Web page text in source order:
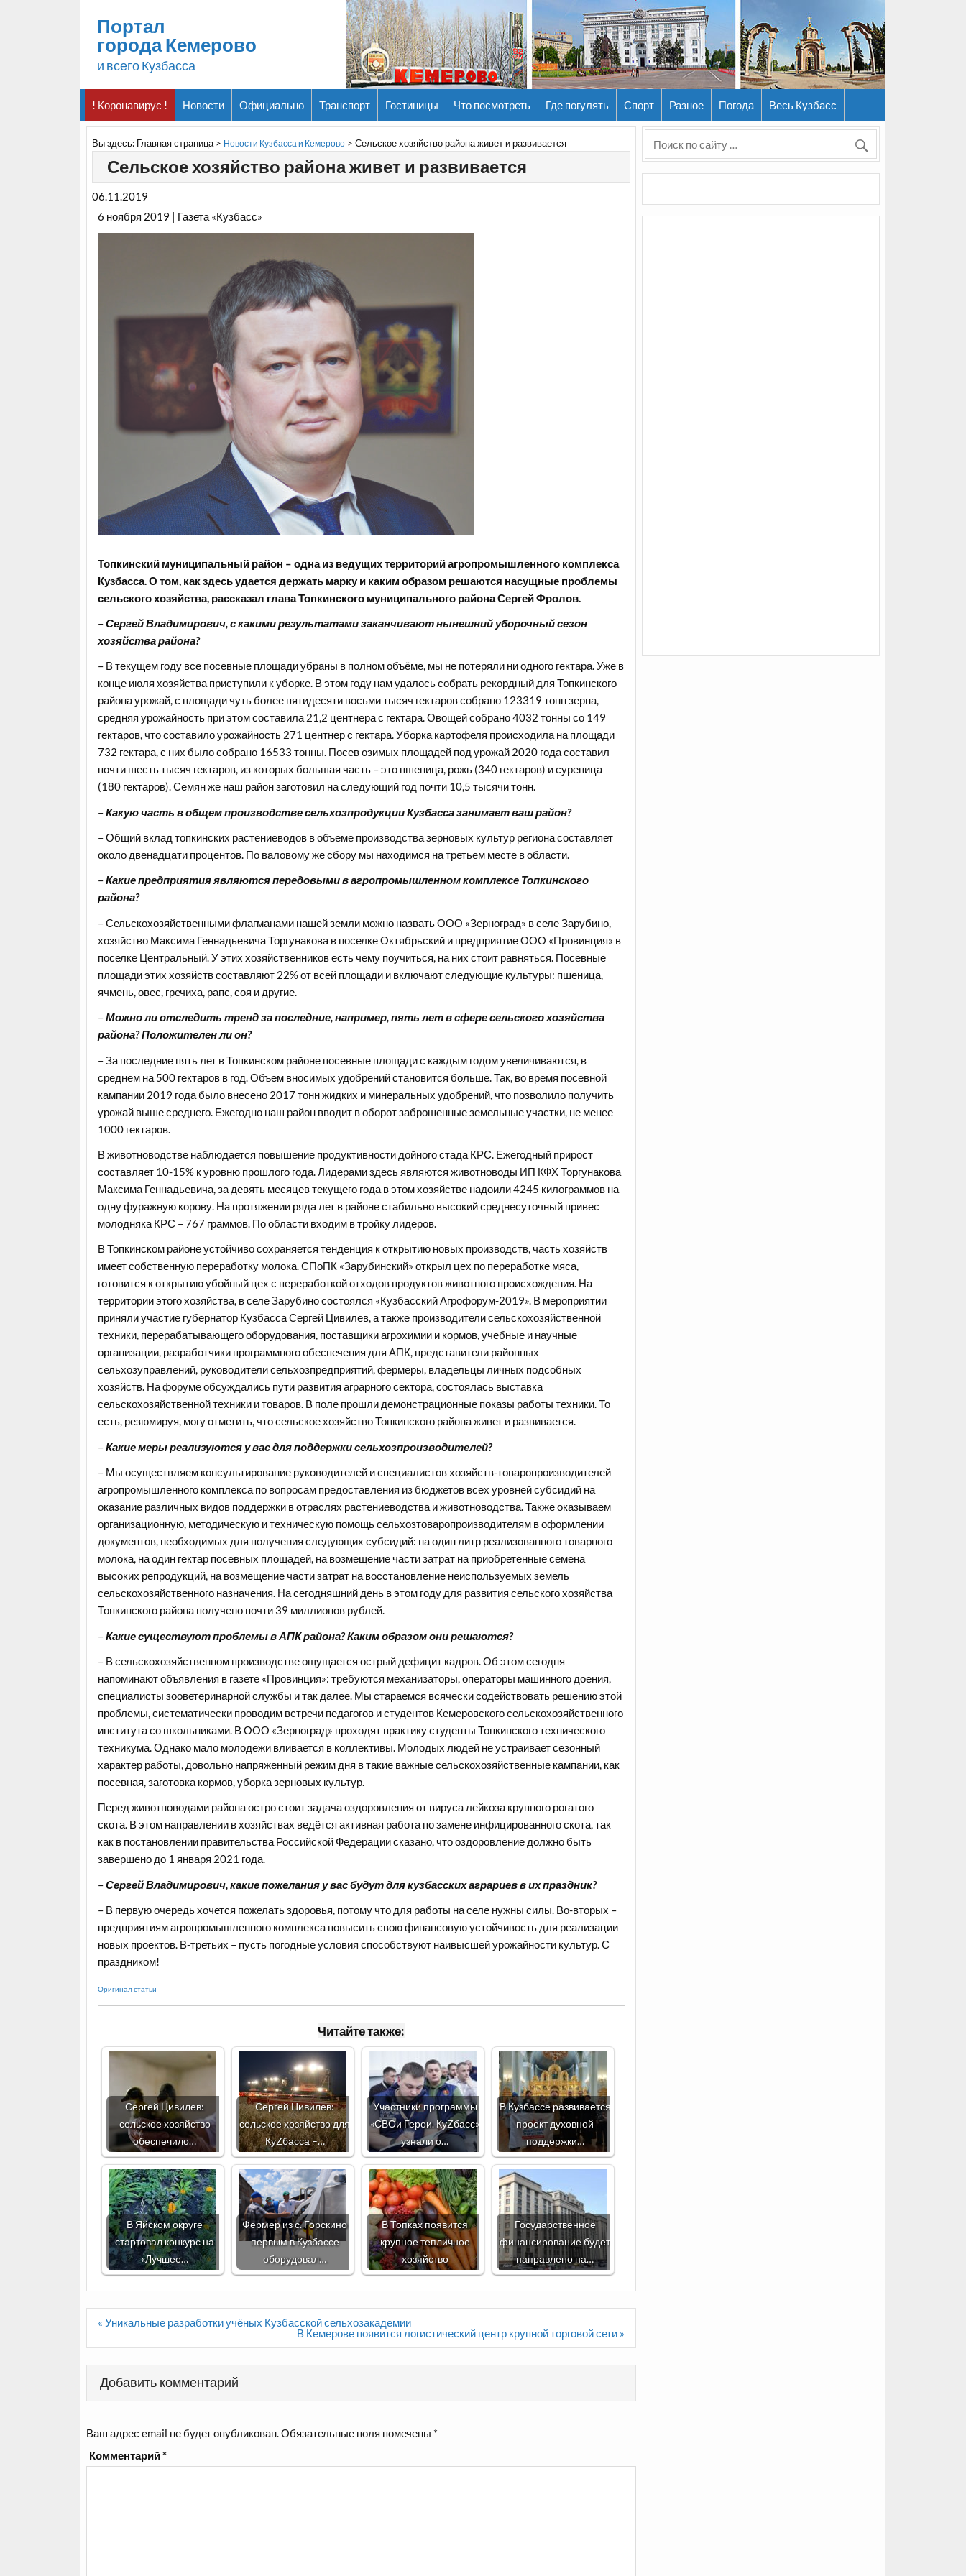
Портал
города Кемерово
и всего Кузбасса
! Коронавирус ! Новости Официально Транспорт Гостиницы Что посмотреть Где погулять Спорт Разное Погода Весь Кузбасс
Вы здесь: Главная страница> Новости Кузбасса и Кемерово >Сельское хозяйство района живет и развивается
Сельское хозяйство района живет и развивается
06.11.2019
6 ноября 2019 | Газета «Кузбасс»
Топкинский муниципальный район – одна из ведущих территорий агропромышленного комплекса
Кузбасса. О том, как здесь удается держать марку и каким образом решаются насущные проблемы
сельского хозяйства, рассказал глава Топкинского муниципального района Сергей Фролов.
–Сергей Владимирович, с какими результатами заканчивают нынешний уборочный сезон
хозяйства района?
– В текущем году все посевные площади убраны в полном объёме, мы не потеряли ни одного гектара. Уже в
конце июля хозяйства приступили к уборке. В этом году нам удалось собрать рекордный для Топкинского
района урожай, с площади чуть более пятидесяти восьми тысяч гектаров собрано 123319 тонн зерна,
средняя урожайность при этом составила 21,2 центнера с гектара. Овощей собрано 4032 тонны со 149
гектаров, что составило урожайность 271 центнер с гектара. Уборка картофеля происходила на площади
732 гектара, с них было собрано 16533 тонны. Посев озимых площадей под урожай 2020 года составил
почти шесть тысяч гектаров, из которых большая часть – это пшеница, рожь (340 гектаров) и сурепица
(180 гектаров). Семян же наш район заготовил на следующий год почти 10,5 тысячи тонн.
–Какую часть в общем производстве сельхозпродукции Кузбасса занимает ваш район?
– Общий вклад топкинских растениеводов в объеме производства зерновых культур региона составляет
около двенадцати процентов. По валовому же сбору мы находимся на третьем месте в области.
–Какие предприятия являются передовыми в агропромышленном комплексе Топкинского
района?
– Сельскохозяйственными флагманами нашей земли можно назвать ООО «Зерноград» в селе Зарубино,
хозяйство Максима Геннадьевича Торгунакова в поселке Октябрьский и предприятие ООО «Провинция» в
поселке Центральный. У этих хозяйственников есть чему поучиться, на них стоит равняться. Посевные
площади этих хозяйств составляют 22% от всей площади и включают следующие культуры: пшеница,
ячмень, овес, гречиха, рапс, соя и другие.
–Можно ли отследить тренд за последние, например, пять лет в сфере сельского хозяйства
района? Положителен ли он?
– За последние пять лет в Топкинском районе посевные площади с каждым годом увеличиваются, в
среднем на 500 гектаров в год. Объем вносимых удобрений становится больше. Так, во время посевной
кампании 2019 года было внесено 2017 тонн жидких и минеральных удобрений, что позволило получить
урожай выше среднего. Ежегодно наш район вводит в оборот заброшенные земельные участки, не менее
1000 гектаров.
В животноводстве наблюдается повышение продуктивности дойного стада КРС. Ежегодный прирост
составляет 10-15% к уровню прошлого года. Лидерами здесь являются животноводы ИП КФХ Торгунакова
Максима Геннадьевича, за девять месяцев текущего года в этом хозяйстве надоили 4245 килограммов на
одну фуражную корову. На протяжении ряда лет в районе стабильно высокий среднесуточный привес
молодняка КРС – 767 граммов. По области входим в тройку лидеров.
В Топкинском районе устойчиво сохраняется тенденция к открытию новых производств, часть хозяйств
имеет собственную переработку молока. СПоПК «Зарубинский» открыл цех по переработке мяса,
готовится к открытию убойный цех с переработкой отходов продуктов животного происхождения. На
территории этого хозяйства, в селе Зарубино состоялся «Кузбасский Агрофорум-2019». В мероприятии
приняли участие губернатор Кузбасса Сергей Цивилев, а также производители сельскохозяйственной
техники, перерабатывающего оборудования, поставщики агрохимии и кормов, учебные и научные
организации, разработчики программного обеспечения для АПК, представители районных
сельхозуправлений, руководители сельхозпредприятий, фермеры, владельцы личных подсобных
хозяйств. На форуме обсуждались пути развития аграрного сектора, состоялась выставка
сельскохозяйственной техники и товаров. В поле прошли демонстрационные показы работы техники. То
есть, резюмируя, могу отметить, что сельское хозяйство Топкинского района живет и развивается.
–Какие меры реализуются у вас для поддержки сельхозпроизводителей?
– Мы осуществляем консультирование руководителей и специалистов хозяйств-товаропроизводителей
агропромышленного комплекса по вопросам предоставления из бюджетов всех уровней субсидий на
оказание различных видов поддержки в отраслях растениеводства и животноводства. Также оказываем
организационную, методическую и техническую помощь сельхозтоваропроизводителям в оформлении
документов, необходимых для получения следующих субсидий: на один литр реализованного товарного
молока, на один гектар посевных площадей, на возмещение части затрат на приобретенные семена
высоких репродукций, на возмещение части затрат на восстановление неиспользуемых земель
сельскохозяйственного назначения. На сегодняшний день в этом году для развития сельского хозяйства
Топкинского района получено почти 39 миллионов рублей.
–Какие существуют проблемы в АПК района? Каким образом они решаются?
– В сельскохозяйственном производстве ощущается острый дефицит кадров. Об этом сегодня
напоминают объявления в газете «Провинция»: требуются механизаторы, операторы машинного доения,
специалисты зооветеринарной службы и так далее. Мы стараемся всячески содействовать решению этой
проблемы, систематически проводим встречи педагогов и студентов Кемеровского сельскохозяйственного
института со школьниками. В ООО «Зерноград» проходят практику студенты Топкинского технического
техникума. Однако мало молодежи вливается в коллективы. Молодых людей не устраивает сезонный
характер работы, довольно напряженный режим дня в такие важные сельскохозяйственные кампании, как
посевная, заготовка кормов, уборка зерновых культур.
Перед животноводами района остро стоит задача оздоровления от вируса лейкоза крупного рогатого
скота. В этом направлении в хозяйствах ведётся активная работа по замене инфицированного скота, так
как в постановлении правительства Российской Федерации сказано, что оздоровление должно быть
завершено до 1 января 2021 года.
–Сергей Владимирович, какие пожелания у вас будут для кузбасских аграриев в их праздник?
– В первую очередь хочется пожелать здоровья, потому что для работы на селе нужны силы. Во-вторых –
предприятиям агропромышленного комплекса повысить свою финансовую устойчивость для реализации
новых проектов. В-третьих – пусть погодные условия способствуют наивысшей урожайности культур. С
праздником!
Оригинал статьи
Читайте также:
Сергей Цивилев:
сельское хозяйство
обеспечило…
Сергей Цивилев:
сельское хозяйство для
КуZбасса –…
Участники программы
«СВОи Герои. КуZбасс»
узнали о…
В Кузбассе развивается
проект духовной
поддержки…
В Яйском округе
стартовал конкурс на
«Лучшее…
Фермер из с. Горскино
первым в Кузбассе
оборудовал…
В Топках появится
крупное тепличное
хозяйство
Государственное
финансирование будет
направлено на…
Навигация
« Уникальные разработки учёных Кузбасской сельхозакадемии
В Кемерове появится логистический центр крупной торговой сети »
Добавить комментарий
Ваш адрес email не будет опубликован.Обязательные поля помечены *
Комментарий*